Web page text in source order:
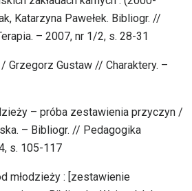
Katarzyna Pawełek. Bibliogr. //
– 2007, nr 1/2, s. 28-31
Grzegorz Gustaw // Charaktery. –
– próba zestawienia przyczyn /
– Bibliogr. // Pedagogika
s. 105-117
młodzieży : [zestawienie